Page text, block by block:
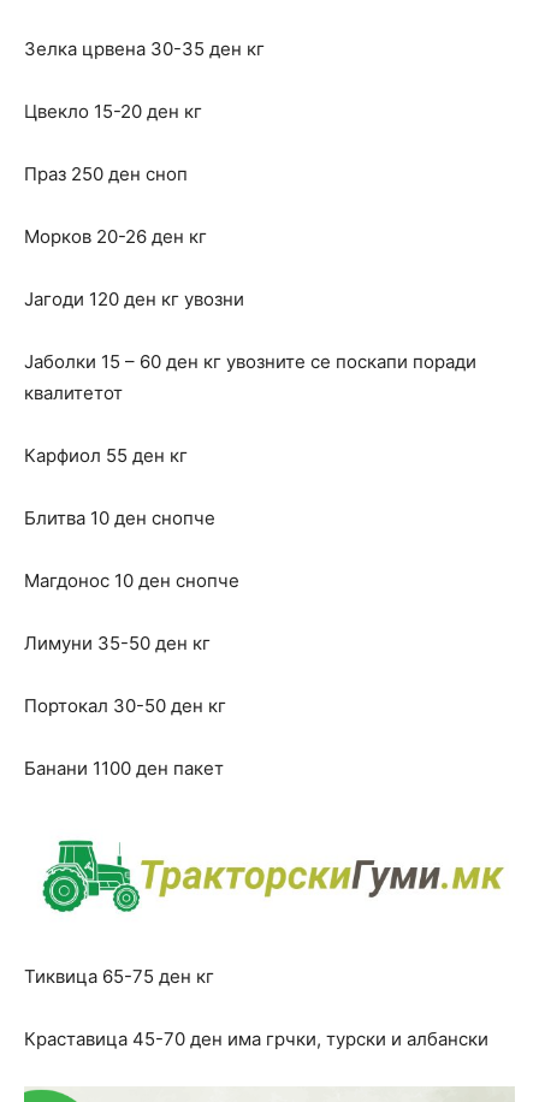
Зелка црвена 30-35 ден кг
Цвекло 15-20 ден кг
Праз 250 ден сноп
Морков 20-26 ден кг
Јагоди 120 ден кг увозни
Јаболки 15 – 60 ден кг увозните се поскапи поради
квалитетот
Карфиол 55 ден кг
Блитва 10 ден снопче
Магдонос 10 ден снопче
Лимуни 35-50 ден кг
Портокал 30-50 ден кг
Банани 1100 ден пакет
Тиквица 65-75 ден кг
Краставица 45-70 ден има грчки, турски и албански